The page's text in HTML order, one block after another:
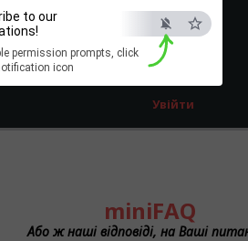
to our
permission prompts, click
icon
Увійти
miniFAQ
Або ж наші відповіді, на Ваші